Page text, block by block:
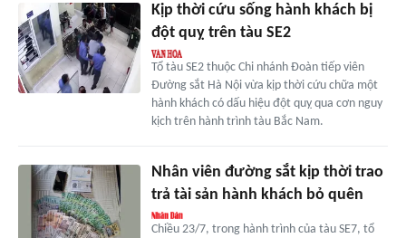
Kịp thời cứu sống hành khách bị
đột quỵ trên tàu SE2
Tổ tàu SE2 thuộc Chi nhánh Đoàn tiếp viên
Đường sắt Hà Nội vừa kịp thời cứu chữa một
hành khách có dấu hiệu đột quỵ qua cơn nguy
kịch trên hành trình tàu Bắc Nam.
Nhân viên đường sắt kịp thời trao
trả tài sản hành khách bỏ quên
Chiều 23/7, trong hành trình của tàu SE7, tổ